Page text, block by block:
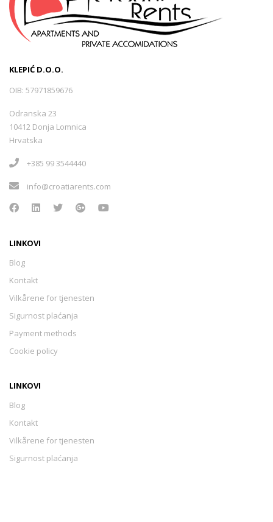
KLEPIĆ D.O.O.
OIB: 57971859676
Odranska 23
10412 Donja Lomnica
Hrvatska
+385 99 3544440
info@croatiarents.com
LINKOVI
Blog
Kontakt
Vilkårene for tjenesten
Sigurnost plaćanja
Payment methods
Cookie policy
LINKOVI
Blog
Kontakt
Vilkårene for tjenesten
Sigurnost plaćanja